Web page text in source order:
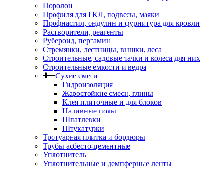
Поролон
Профиля для ГКЛ, подвесы, маяки
Профнастил, ондулин и фурнитура для кровли
Растворители, реагенты
Рубероид, пергамин
Стремянки, лестницы, вышки, леса
Строительные, садовые тачки и колеса для них
Строительные емкости и ведра
Сухие смеси
Гидроизоляция
Жаростойкие смеси, глины
Клея плиточные и для блоков
Наливные полы
Шпатлевки
Штукатурки
Тротуарная плитка и бордюры
Трубы асбесто-цементные
Уплотнитель
Уплотнительные и демпферные ленты